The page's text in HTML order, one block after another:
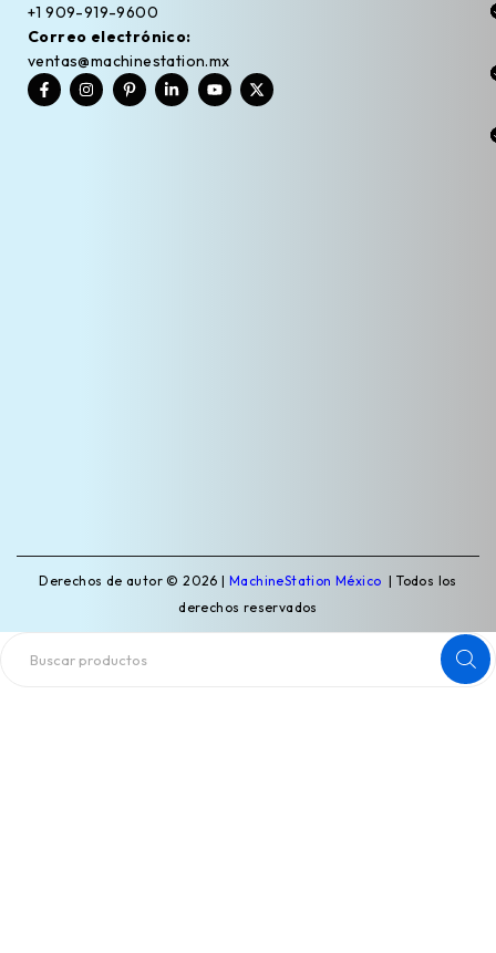
+1 909-919-9600
Correo electrónico:
ventas@machinestation.mx
Derechos de autor © 2026 |MachineStation México | Todos los
derechos reservados